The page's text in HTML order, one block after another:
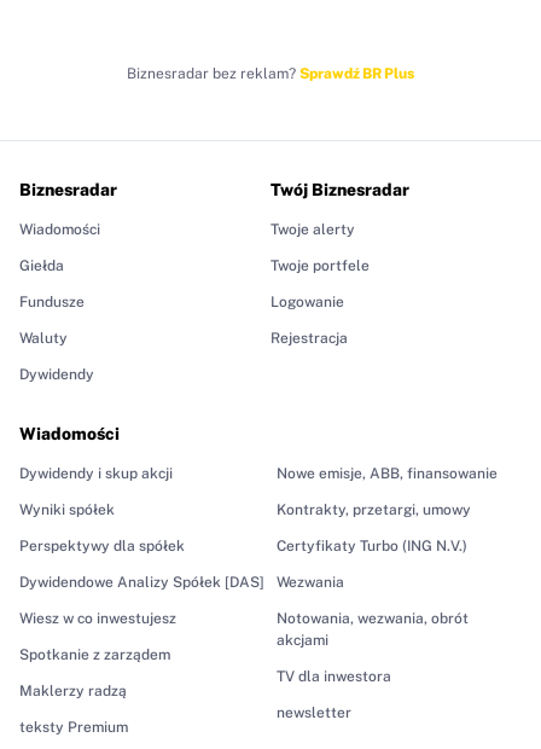
Biznesradar bez reklam? Sprawdź BR Plus
Biznesradar
Wiadomości
Giełda
Fundusze
Waluty
Dywidendy
Wiadomości
Dywidendy i skup akcji
Wyniki spółek
Perspektywy dla spółek
Dywidendowe Analizy Spółek [DAS]
Wiesz w co inwestujesz
Spotkanie z zarządem
Maklerzy radzą
teksty Premium
Nowe emisje, ABB, finansowanie
Kontrakty, przetargi, umowy
Certyfikaty Turbo (ING N.V.)
Wezwania
Notowania, wezwania, obrót
akcjami
TV dla inwestora
newsletter
Twój Biznesradar
Twoje alerty
Twoje portfele
Logowanie
Rejestracja